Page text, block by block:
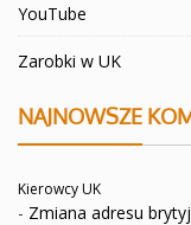
YouTube
Zarobki w UK
NAJNOWSZE
Kierowcy UK
- Zmiana adresu